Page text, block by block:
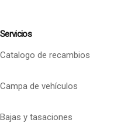
Servicios
Catalogo de recambios
Campa de vehículos
Bajas y tasaciones